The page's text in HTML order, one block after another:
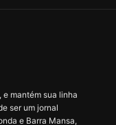
e mantém sua linha
ser um jornal
e Barra Mansa,